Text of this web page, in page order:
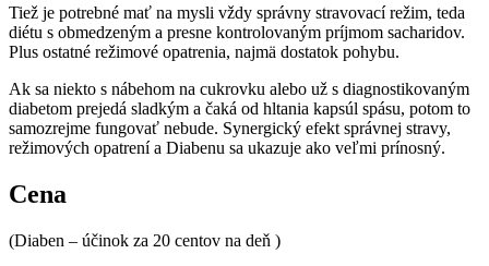
Tiež je potrebné mať na mysli vždy správny stravovací režim, teda
diétu s obmedzeným a presne kontrolovaným príjmom sacharidov.
Plus ostatné režimové opatrenia, najmä dostatok pohybu.
Ak sa niekto s nábehom na cukrovku alebo už s diagnostikovaným
diabetom prejedá sladkým a čaká od hltania kapsúl spásu, potom to
samozrejme fungovať nebude. Synergický efekt správnej stravy,
režimových opatrení a Diabenu sa ukazuje ako veľmi prínosný.
Cena
(Diaben – účinok za 20 centov na deň )